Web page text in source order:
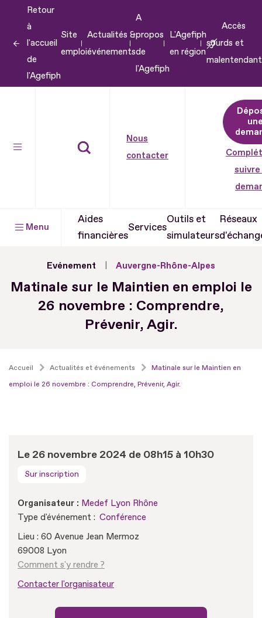
contenu
Retour
à
l'accueil
de
l'Agefiph
Site
emploi
Actualités &
événements
A
propos
de
l'Agefiph
L'Agefiph
en région
Accès
sourds et
Nous
contacter
suivre
Menu
Aides
financières
Services
Outils et
simulateurs
Réseaux
Evénement Auvergne-Rhône-Alpes
Matinale sur le Maintien en emploi le
26 novembre : Comprendre,
Prévenir, Agir.
Accueil Actualités et événements
Matinale sur le Maintien en
emploi le 26 novembre : Comprendre, Prévenir, Agir.
Le 26 novembre 2024 de 08h15 à 10h30
Sur inscription
Organisateur : Medef Lyon Rhône
Type d'événement : Conférence
Lieu : 60 Avenue Jean Mermoz
69008 Lyon
Comment s'y rendre ?
Contacter l'organisateur